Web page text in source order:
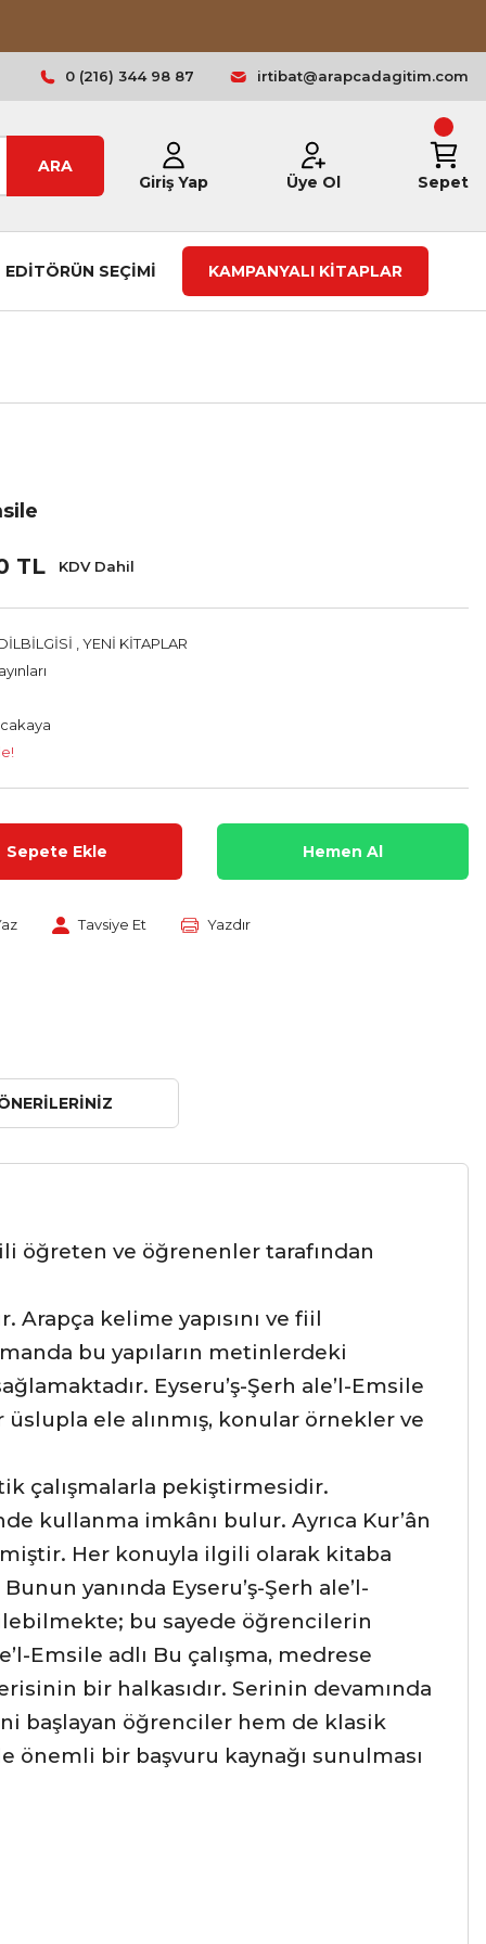
0 (216) 344 98 87 irtibat@arapcadagitim.com
ARA
Giriş Yap
Üye Ol Sepet
EDİTÖRÜN SEÇİMİ KAMPANYALI KİTAPLAR
TL KDV Dahil
YENİ KİTAPLAR
Sepete Ekle Hemen Al
Tavsiye Et Yazdır
öğreten ve öğrenenler tarafından
Arapça kelime yapısını ve fiil
bu yapıların metinlerdeki
Eyseru’ş-Şerh ale’l-Emsile
üslupla ele alınmış, konular örnekler ve
çalışmalarla pekiştirmesidir.
kullanma imkânı bulur. Ayrıca Kur’ân
Her konuyla ilgili olarak kitaba
yanında Eyseru’ş-Şerh ale’l-
bu sayede öğrencilerin
Emsile adlı Bu çalışma, medrese
bir halkasıdır. Serinin devamında
başlayan öğrenciler hem de klasik
önemli bir başvuru kaynağı sunulması